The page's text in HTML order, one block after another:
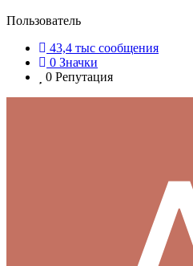
Пользователь
43,4 тыс сообщения
0 Значки
0 Репутация